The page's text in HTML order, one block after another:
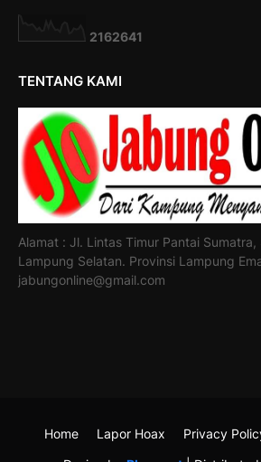
2162641
TENTANG KAMI
Alamat : Jl. Lintas Timur Pantai
Lampung Selatan. Provinsi Lampung
jabungonline@gmail.com
Home Lapor Hoax Privacy